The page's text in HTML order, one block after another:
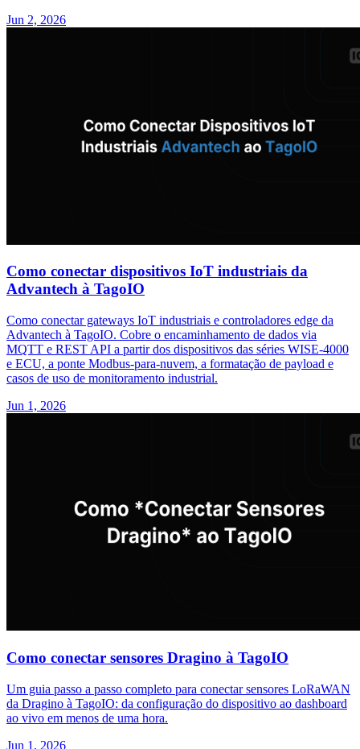
Jun 2, 2026
Como conectar dispositivos IoT industriais da
Advantech à TagoIO
Como conectar gateways IoT industriais e controladores edge da
Advantech à TagoIO. Cobre o encaminhamento de dados via
MQTT e REST API a partir dos dispositivos das séries WISE-4000
e ECU, a ponte Modbus-para-nuvem, a formatação de payload e
casos de uso de monitoramento industrial.
Jun 1, 2026
Como conectar sensores Dragino à TagoIO
Um guia passo a passo completo para conectar sensores LoRaWAN
da Dragino à TagoIO: da configuração do dispositivo ao dashboard
ao vivo em menos de uma hora.
Jun 1, 2026